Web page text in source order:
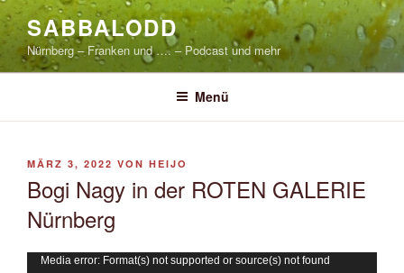
Zum
Inhalt
springen
SABBALODD
Nürnberg – Franken und …. – Podcast und mehr
Menü
VERÖFFENTLICHT
MÄRZ 3, 2022 VON HEIJO
Bogi Nagy in der ROTEN GALERIE
Nürnberg
Video-
Media error: Format(s) not supported or source(s) not found